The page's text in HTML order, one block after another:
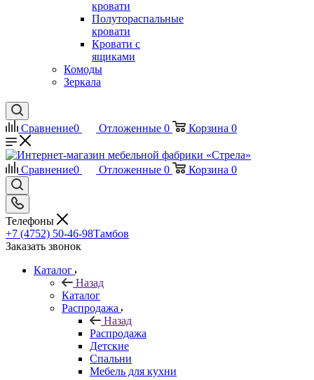
кровати
Полутораспальные
кровати
Кровати с
ящиками
Комоды
Зеркала
Сравнение0 Отложенные 0 Корзина 0
Сравнение0 Отложенные 0 Корзина 0
Телефоны
+7 (4752) 50-46-98Тамбов
Заказать звонок
Каталог
Назад
Каталог
Распродажа
Назад
Распродажа
Детские
Спальни
Мебель для кухни